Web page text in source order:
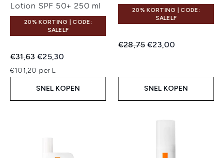
Lotion SPF 50+ 250 ml
20% KORTING | CODE:
SALELF
Recommended Retail Price:
€31,63Huidige prijs:
€25,30
€101,20 per L
SNEL KOPEN
20% KORTING | CODE:
SALELF
Recommended Retail Price:
€28,75Huidige prijs:
€23,00
SNEL KOPEN